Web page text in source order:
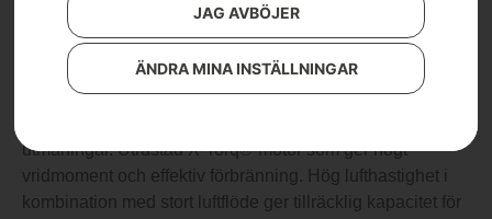
JAG AVBÖJER
ÄNDRA MINA INSTÄLLNINGAR
360BT
utmaningar. Utrustad X-Torq®-motor som ger högt
vridmoment och effektiv förbränning. Hög lufthastighet i
kombination med stort luftflöde ger tillräcklig kapacitet för